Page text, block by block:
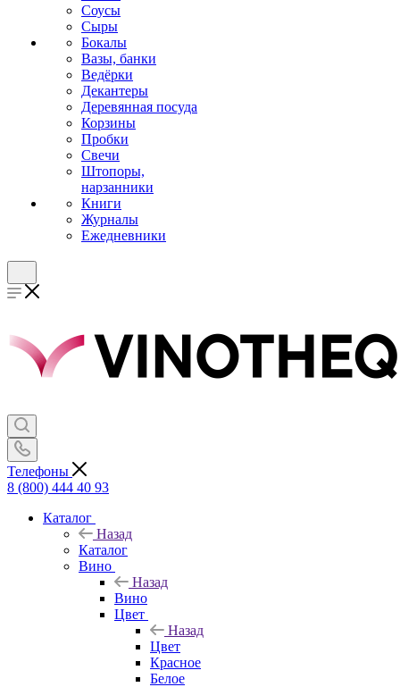
Соусы
Сыры
Бокалы
Вазы, банки
Ведёрки
Декантеры
Деревянная посуда
Корзины
Пробки
Свечи
Штопоры,
нарзанники
Книги
Журналы
Ежедневники
Телефоны
8 (800) 444 40 93
Каталог
Назад
Каталог
Вино
Назад
Вино
Цвет
Назад
Цвет
Красное
Белое